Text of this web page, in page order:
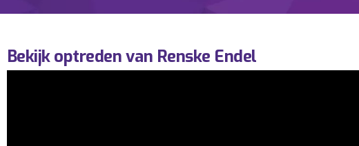
Bekijk optreden van Renske Endel